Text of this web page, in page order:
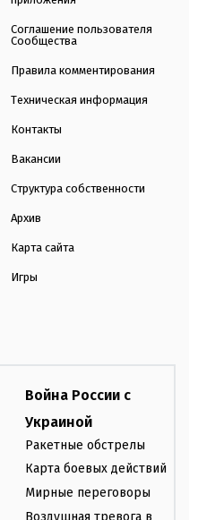
Соглашение пользователя
Сообщества
Правила комментирования
Техническая информация
Контакты
Вакансии
Структура собственности
Архив
Карта сайта
Игры
Война России с
Украиной
Ракетные обстрелы
Карта боевых действий
Мирные переговоры
Воздушная тревога в